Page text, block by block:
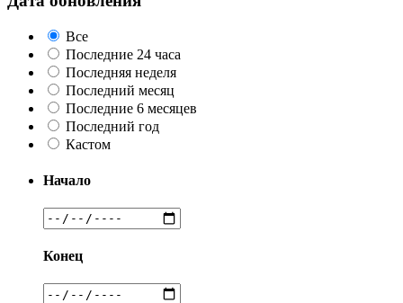
Все
Последние 24 часа
Последняя неделя
Последний месяц
Последние 6 месяцев
Последний год
Кастом
Начало
Конец